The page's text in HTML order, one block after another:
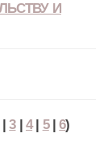
И
3| 4| 5|6)